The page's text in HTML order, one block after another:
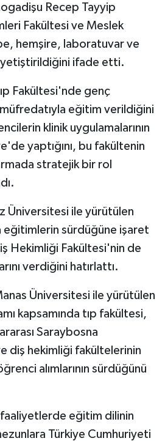
Recep Tayyip
Fakültesi ve Meslek
hemşire, laboratuvar ve
ifade etti.
Fakültesi'nde genç
eğitim verildiğini
klinik uygulamalarının
yaptığını, bu fakültenin
stratejik bir rol
Üniversitesi ile yürütülen
eğitimlerin sürdüğüne işaret
Hekimliği Fakültesi'nin de
verdiğini hatırlattı.
Üniversitesi ile yürütülen
kapsamında tıp fakültesi,
Saraybosna
diş hekimliği fakültelerinin
alımlarının sürdüğünü
faaliyetlerde eğitim dilinin
Türkiye Cumhuriyeti